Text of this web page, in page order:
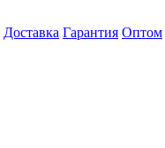
Доставка Гарантия Оптом